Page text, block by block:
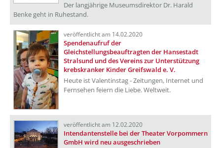
Der langjährige Museumsdirektor Dr. Harald
Benke geht in Ruhestand.
veröffentlicht am 14.02.2020
Spendenaufruf der
Gleichstellungsbeauftragten der Hansestadt
Stralsund und des Vereins zur Unterstützung
krebskranker Kinder Greifswald e. V.
Heute ist Valentinstag - Zeitungen, Internet und
Fernsehen feiern die Liebe. Weltweit.
veröffentlicht am 12.02.2020
Intendantenstelle bei der Theater Vorpommern
GmbH wird neu ausgeschrieben